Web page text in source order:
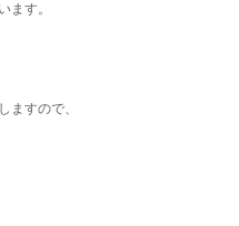
ます。
ますので、